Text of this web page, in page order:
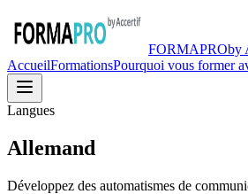
FORMAPROby
AccueilFormationsPourquoi vous former
Langues
Allemand
Développez des automatismes de